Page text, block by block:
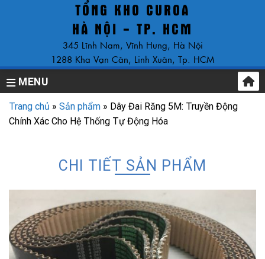
TỔNG KHO CUROA
HÀ NỘI - TP. HCM
345 Lĩnh Nam, Vĩnh Hưng, Hà Nội
1288 Kha Vạn Cân, Linh Xuân, Tp. HCM
MENU
Trang chủ » Sản phẩm » Dây Đai Răng 5M: Truyền Động
Chính Xác Cho Hệ Thống Tự Động Hóa
CHI TIẾT SẢN PHẨM